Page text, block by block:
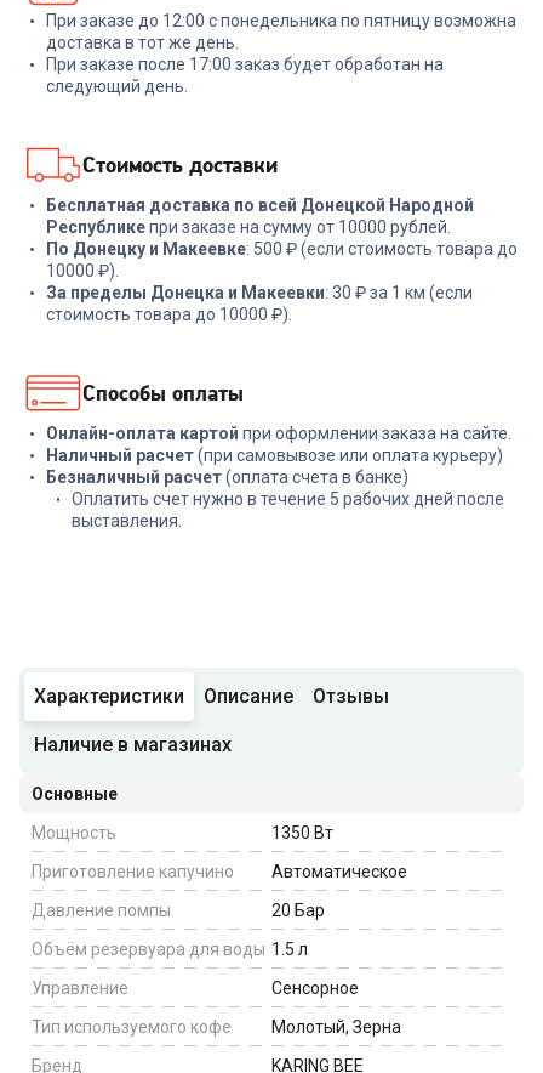
+ 53 бонуса
1 799₽
+209 бонусов
6 999₽
При заказе до 12:00 с понедельника по пятницу возможна
доставка в тот же день.
При заказе после 17:00 заказ будет обработан на
следующий день.
Стоимость доставки
Бесплатная доставка по всей Донецкой Народной
Республикепри заказе на сумму от 10000 рублей.
По Донецку и Макеевке: 500 ₽ (если стоимость товара до
10000 ₽).
За пределы Донецка и Макеевки: 30 ₽ за 1 км (если
стоимость товара до 10000 ₽).
Способы оплаты
Онлайн-оплата картой при оформлении заказа на сайте.
Наличный расчет(при самовывозе или оплата курьеру)
Безналичный расчет(оплата счета в банке)
Оплатить счет нужно в течение 5 рабочих дней после
выставления.
Характеристики Описание Отзывы
Наличие в магазинах
Основные
Мощность
1350 Вт
Приготовление капучино
Автоматическое
Давление помпы
20 Бар
Объём резервуара для воды 1.5 л
Управление
Сенсорное
Тип используемого кофе
Молотый, Зерна
Бренд
KARING BEE